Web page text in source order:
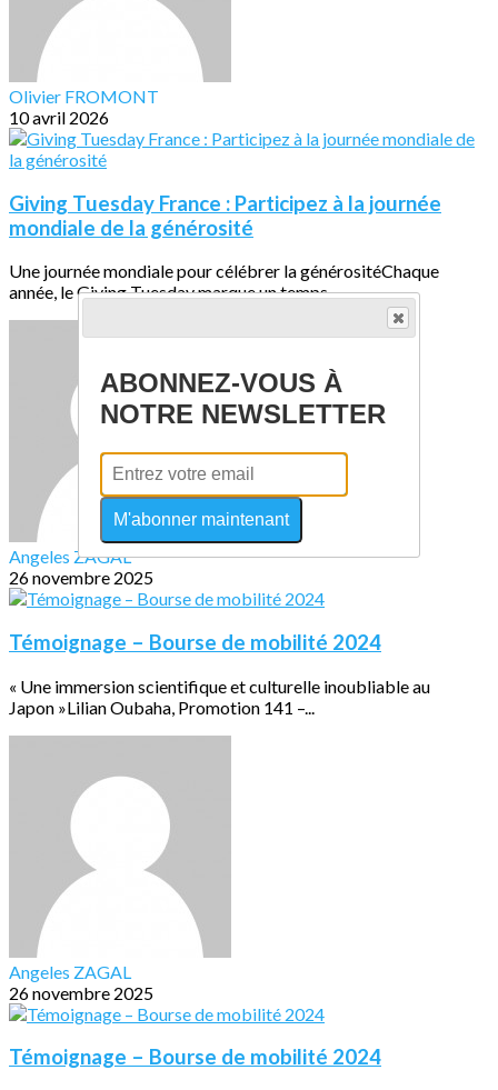
Olivier FROMONT
10 avril 2026
Giving Tuesday France : Participez à la journée
mondiale de la générosité
Une journée mondiale pour célébrer la générositéChaque
année, le Giving Tuesday marque un temps...
Angeles ZAGAL
26 novembre 2025
Témoignage – Bourse de mobilité 2024
« Une immersion scientifique et culturelle inoubliable au
Japon »Lilian Oubaha, Promotion 141 –...
Angeles ZAGAL
26 novembre 2025
Témoignage – Bourse de mobilité 2024
ABONNEZ-VOUS À
NOTRE NEWSLETTER
M'abonner maintenant